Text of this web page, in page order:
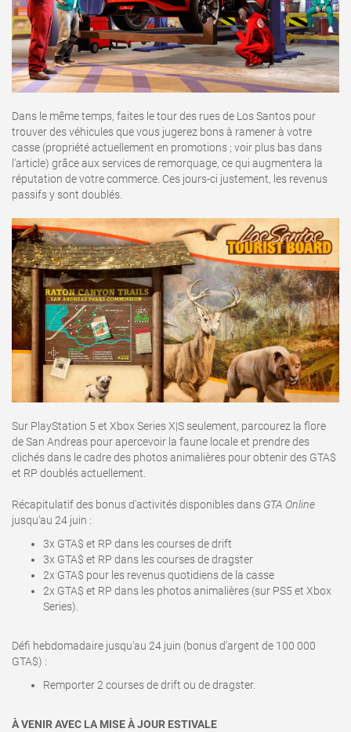
Dans le même temps, faites le tour des rues de Los Santos pour
trouver des véhicules que vous jugerez bons à ramener à votre
casse (propriété actuellement en promotions ; voir plus bas dans
l'article) grâce aux services de remorquage, ce qui augmentera la
réputation de votre commerce. Ces jours-ci justement, les revenus
passifs y sont doublés.
Sur PlayStation 5 et Xbox Series X|S seulement, parcourez la flore
de San Andreas pour apercevoir la faune locale et prendre des
clichés dans le cadre des photos animalières pour obtenir des GTA$
et RP doublés actuellement.
Récapitulatif des bonus d'activités disponibles dans GTA Online
jusqu'au 24 juin :
3x GTA$ et RP dans les courses de drift
3x GTA$ et RP dans les courses de dragster
2x GTA$ pour les revenus quotidiens de la casse
2x GTA$ et RP dans les photos animalières (sur PS5 et Xbox
Series).
Défi hebdomadaire jusqu'au 24 juin (bonus d'argent de 100 000
GTA$) :
Remporter 2 courses de drift ou de dragster.
À VENIR AVEC LA MISE À JOUR ESTIVALE